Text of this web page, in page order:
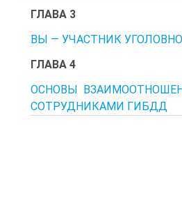
ГЛАВА 3
ВЫ — УЧАСТНИК
ГЛАВА 4
ОСНОВЫ
СОТРУДНИКАМИ ГИБДД